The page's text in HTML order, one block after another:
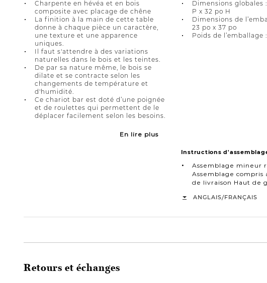
Charpente en hévéa et en bois
composite avec placage de chêne
La finition à la main de cette table
donne à chaque pièce un caractère,
une texture et une apparence
uniques.
Il faut s'attendre à des variations
naturelles dans le bois et les teintes.
De par sa nature même, le bois se
dilate et se contracte selon les
changements de température et
d'humidité.
Ce chariot bar est doté d’une poignée
et de roulettes qui permettent de le
déplacer facilement selon les besoins.
En lire plus
Dimensions globales
P x 32 po H
Dimensions de
23 po x 37 po
Poids de l’emballage
Instructions
Assemblage mineur
Assemblage compris
de livraison Haut de
ANGLAIS/FRANÇAIS
Retours et échanges